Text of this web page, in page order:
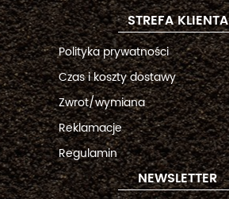
STREFA KLIENTA
Polityka prywatności
Czas i koszty dostawy
Zwrot/wymiana
Reklamacje
Regulamin
NEWSLETTER